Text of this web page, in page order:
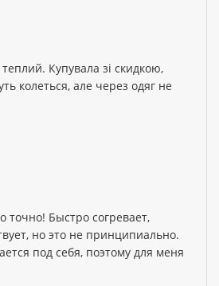
Купувала зі скидкою,
колеться, але через одяг не
точно! Быстро согревает,
но это не принципиально.
под себя, поэтому для меня